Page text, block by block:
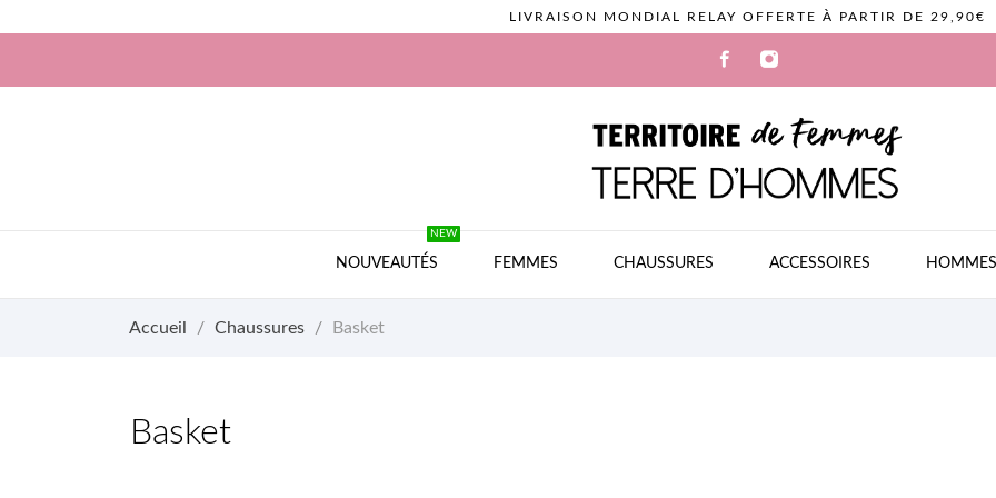
LIVRAISON MONDIAL RELAY OFFERTE À PARTIR DE 29,90€
NOUVEAUTÉS
NEW
FEMMES CHAUSSURES ACCESSOIRES HOMMES
Accueil Chaussures Basket
Basket